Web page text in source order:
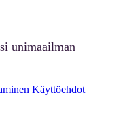
unimaailman
Käyttöehdot